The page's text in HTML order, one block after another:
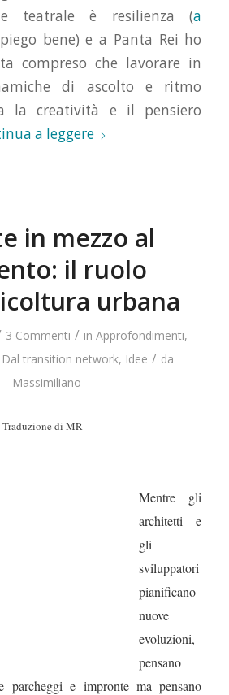
teatrale è resilienza (a
bene) e a Panta Rei ho
compreso che lavorare in
di ascolto e ritmo
la creatività e il pensiero
a leggere
in mezzo al
il ruolo
urbana
3 Commenti / inApprofondimenti,
Dal transition network, Idee / da
Massimiliano
Traduzione di MR
Mentre gli
architetti e
gli
sviluppatori
pianificano
nuove
evoluzioni,
pensano
parcheggi e impronte ma pensano